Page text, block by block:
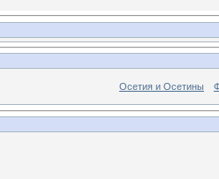
Осетия и Осетины